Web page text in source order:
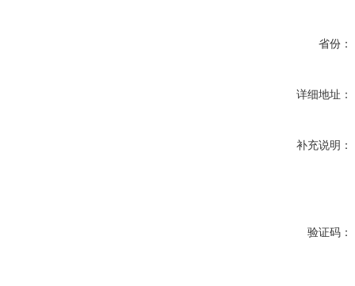
省份：
详细地址：
补充说明：
验证码：